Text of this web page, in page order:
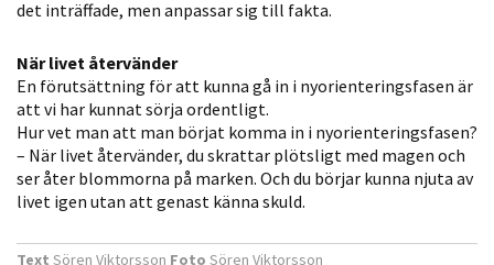
det inträffade, men anpassar sig till fakta.
När livet återvänder
En förutsättning för att kunna gå in i nyorienteringsfasen är
att vi har kunnat sörja ordentligt.
Hur vet man att man börjat komma in i nyorienteringsfasen?
– När livet återvänder, du skrattar plötsligt med magen och
ser åter blommorna på marken. Och du börjar kunna njuta av
livet igen utan att genast känna skuld.
Text Sören Viktorsson Foto Sören Viktorsson
personligt